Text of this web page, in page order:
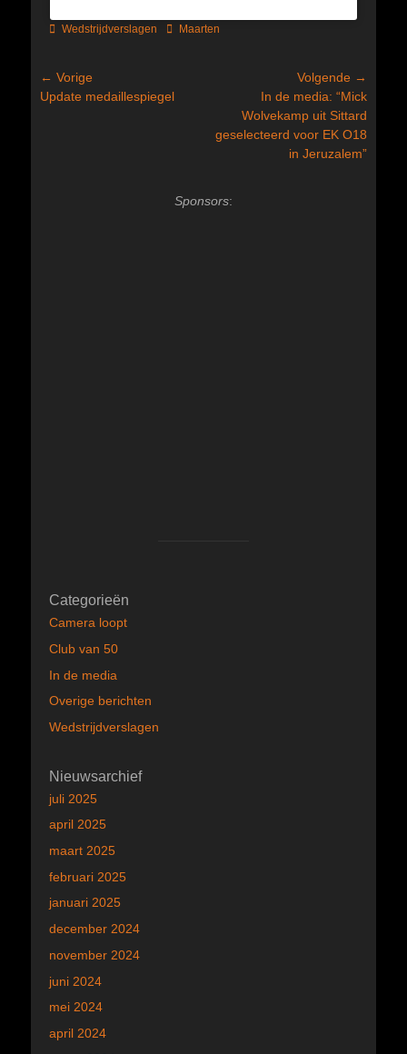
Categorieën
Wedstrijdverslagen TagsMaarten
Bericht
navigatie
← Vorige
Vorig
Update medaillespiegel
Volgende →
bericht:
In de media: “Mick
Wolvekamp uit Sittard
geselecteerd voor EK O18
in Jeruzalem”
Sponsors:
Categorieën
Camera loopt
Club van 50
In de media
Overige berichten
Wedstrijdverslagen
Nieuwsarchief
juli 2025
april 2025
maart 2025
februari 2025
januari 2025
december 2024
november 2024
juni 2024
mei 2024
april 2024